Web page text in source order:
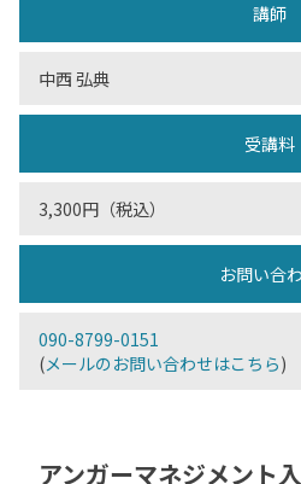
講師
中西 弘典
受講料
3,300円（税込）
お問い合
090-8799-0151
(メールのお問い合わせはこちら)
アンガーマネジメント